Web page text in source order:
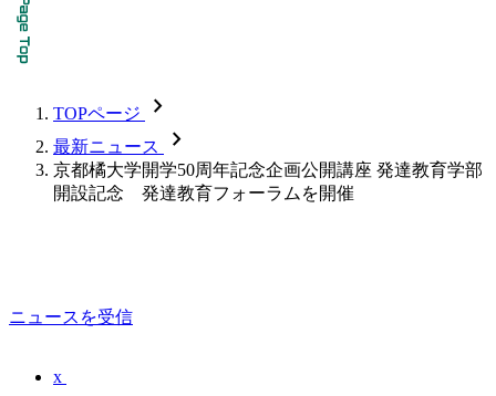
TOPページ chevron_forward
最新ニュース chevron_forward
京都橘大学開学50周年記念企画公開講座 発達教育学部
開設記念 発達教育フォーラムを開催
ニュースを受信
x